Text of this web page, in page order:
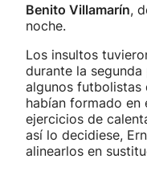
Benito Villamarín,
noche.
Los insultos
durante la
algunos futbolistas
habían formado en
ejercicios de
así lo decidiese,
alinearlos en